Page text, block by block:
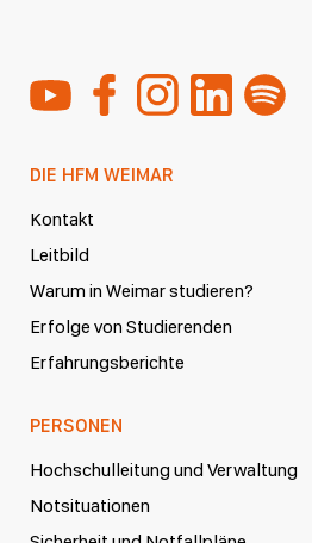
DIE HFM WEIMAR
Kontakt
Leitbild
Warum in Weimar studieren?
Erfolge von Studierenden
Erfahrungsberichte
PERSONEN
Hochschulleitung und Verwaltung
Notsituationen